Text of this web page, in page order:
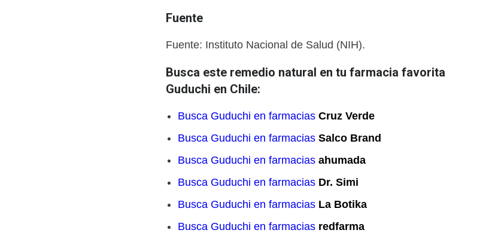
Fuente
Fuente: Instituto Nacional de Salud (NIH).
Busca este remedio natural en tu farmacia favorita
Guduchi en Chile:
Busca Guduchi en farmacias Cruz Verde
Busca Guduchi en farmacias Salco Brand
Busca Guduchi en farmacias ahumada
Busca Guduchi en farmacias Dr. Simi
Busca Guduchi en farmacias La Botika
Busca Guduchi en farmacias redfarma